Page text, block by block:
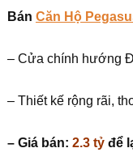
Bán Căn Hộ
– Cửa chính hướng
– Thiết kế rộng rãi,
– Giá bán: 2.3 tỷđể